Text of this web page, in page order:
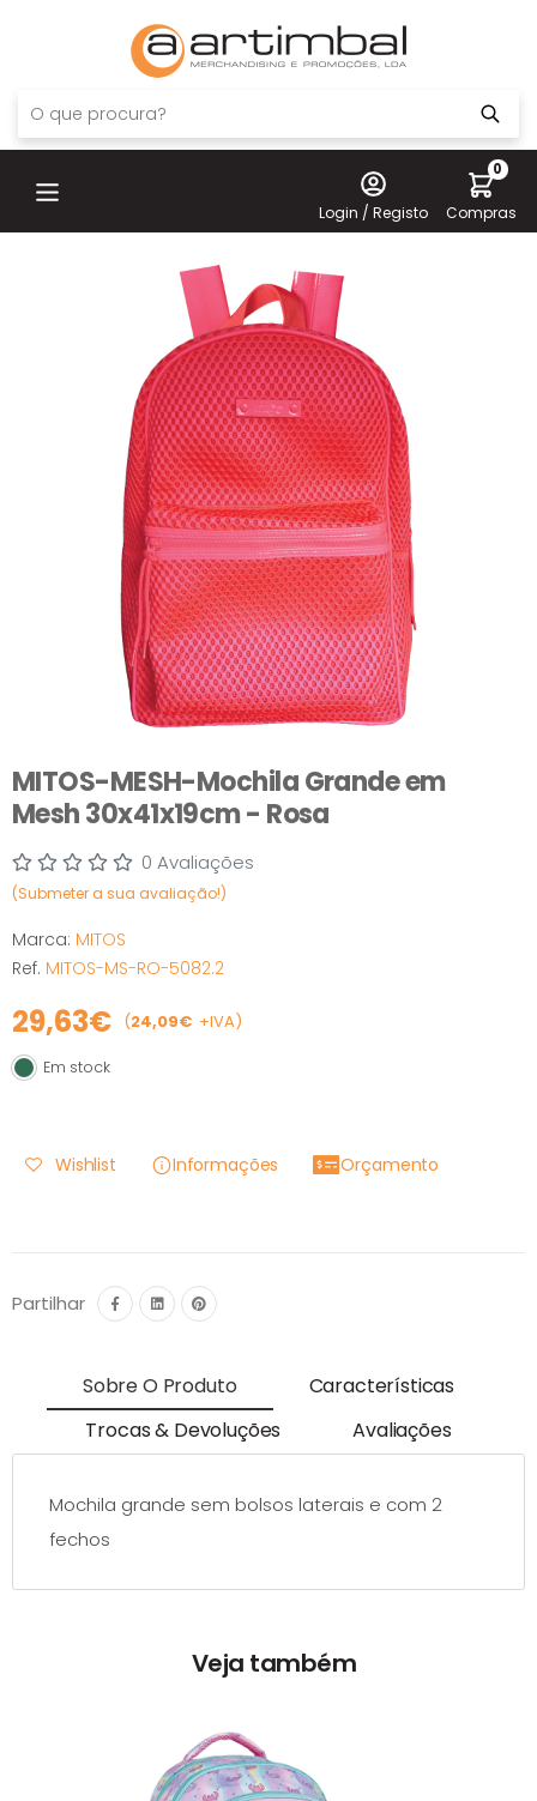
Login / Registo
0
Compras
MITOS-MESH-Mochila Grande em
Mesh 30x41x19cm - Rosa
0 Avaliações
(Submeter a sua avaliação!)
Marca: MITOS
Ref. MITOS-MS-RO-5082.2
29,63€ (24,09€ +IVA)
Em stock
Em stock
Wishlist Informações Orçamento
Partilhar
Sobre O Produto
Características
Trocas & Devoluções
Avaliações
Mochila grande sem bolsos laterais e com 2
fechos
Veja também